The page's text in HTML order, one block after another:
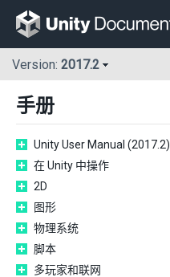
Version: 2017.2
手册
Unity User Manual (2017.2)
在 Unity 中操作
2D
图形
物理系统
脚本
多玩家和联网